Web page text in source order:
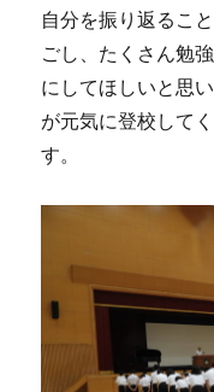
自分を振り返るこ
ごし、たくさん勉
にしてほしいと思
が元気に登校して
す。